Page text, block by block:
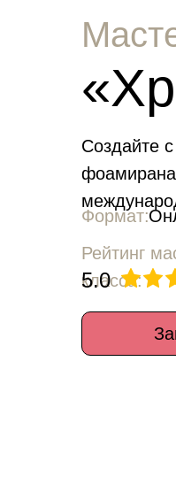
Рейтинг
класса:
5.0
Создайте
Формат: